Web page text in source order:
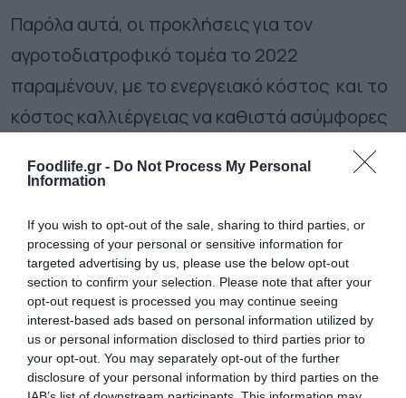
Foodlife.gr - Do Not Process My Personal
Information
If you wish to opt-out of the sale, sharing to third parties, or
processing of your personal or sensitive information for
targeted advertising by us, please use the below opt-out
section to confirm your selection. Please note that after your
opt-out request is processed you may continue seeing
interest-based ads based on personal information utilized by
us or personal information disclosed to third parties prior to
your opt-out. You may separately opt-out of the further
disclosure of your personal information by third parties on the
Παρόλα αυτά, οι προκλήσεις για τον
αγροτοδιατροφικό τομέα το 2022
παραμένουν, με το ενεργειακό κόστος και το
κόστος καλλιέργειας να καθιστά ασύμφορες
τις καλλιέργειες, επηρεάζοντας αρνητικά
την παραγωγή.
Ακολουθήστε τοfoodlife.gr στο Google
Newsκαι μάθετε πρώτοι όλες τις ειδήσεις
TAGS:
ΑΚΡΙΒΕΙΑ ΑΝΑΤΙΜΗΣΕΙΣ
ΑΥΞΗΣΗ ΤΙΜΩΝ
ΚΑΙΡΙΚΕΣ ΣΥΝΘΗΚΕΣ
ΚΑΚΟΚΑΙΡΙΑ